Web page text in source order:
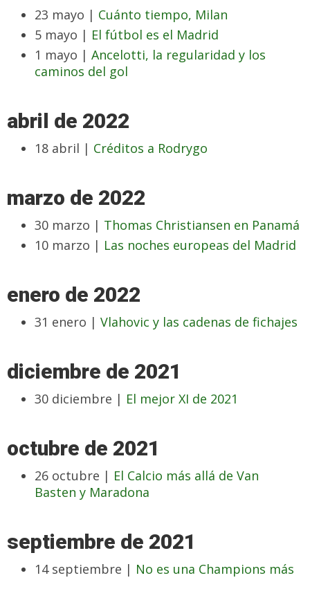
23 mayo | Cuánto tiempo, Milan
5 mayo | El fútbol es el Madrid
1 mayo | Ancelotti, la regularidad y los
caminos del gol
abril de 2022
18 abril | Créditos a Rodrygo
marzo de 2022
30 marzo | Thomas Christiansen en Panamá
10 marzo | Las noches europeas del Madrid
enero de 2022
31 enero | Vlahovic y las cadenas de fichajes
diciembre de 2021
30 diciembre | El mejor XI de 2021
octubre de 2021
26 octubre | El Calcio más allá de Van
Basten y Maradona
septiembre de 2021
14 septiembre | No es una Champions más